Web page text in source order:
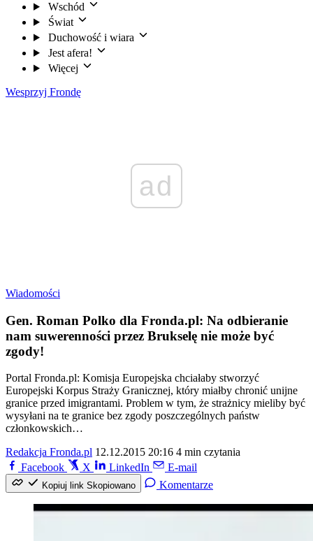
Wschód
Świat
Duchowość i wiara
Jest afera!
Więcej
Wesprzyj Frondę
ad
Wiadomości
Gen. Roman Polko dla Fronda.pl: Na odbieranie
nam suwerenności przez Brukselę nie może być
zgody!
Portal Fronda.pl: Komisja Europejska chciałaby stworzyć
Europejski Korpus Straży Granicznej, który miałby chronić unijne
granice przed imigrantami. Problem w tym, że strażnicy mieliby być
wysyłani na te granice bez zgody poszczególnych państw
członkowskich…
Redakcja Fronda.pl 12.12.2015 20:16 4 min czytania
Facebook
X LinkedIn E-mail
Kopiuj link Skopiowano Komentarze